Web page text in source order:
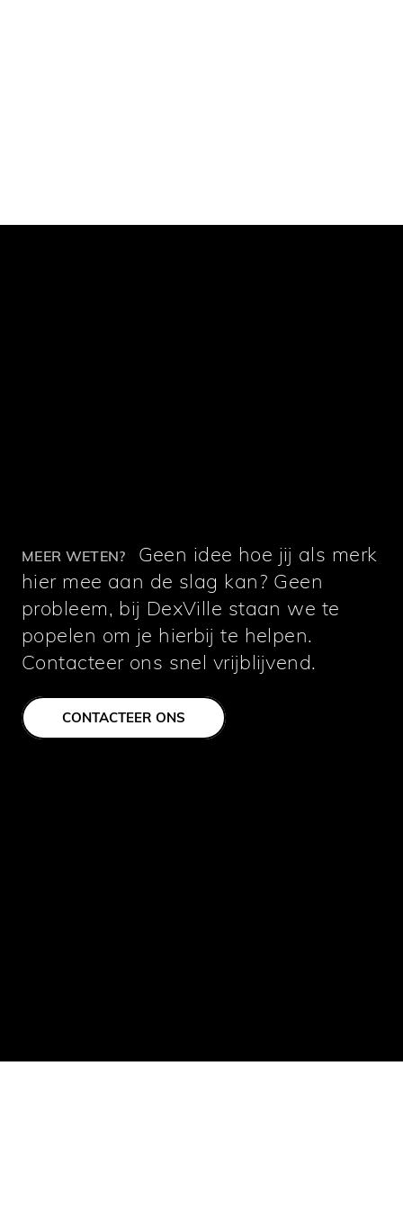
MEER WETEN?
Geen idee hoe jij als merk
hier mee aan de slag kan? Geen
probleem, bij DexVille staan we te
popelen om je hierbij te helpen.
Contacteer ons snel vrijblijvend.
CONTACTEER ONS